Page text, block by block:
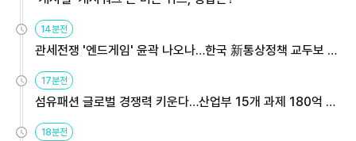
14분전
관세전쟁 '엔드게임' 윤곽 나오나…한국 新통상정책 교두보 활
용해야
17분전
섬유패션 글로벌 경쟁력 키운다…산업부 15개 과제 180억 지
원
18분전